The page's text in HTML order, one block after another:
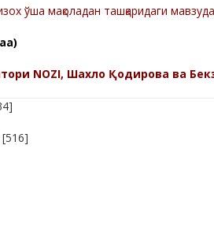
ўша мақоладан ташқаридаги
NOZI, Шахло Қодирова ва
[516]